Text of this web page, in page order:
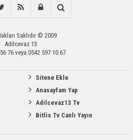
Saklıdır © 2009
Adilcevaz 13
76 veya 0542 597 10 67
Sitene Ekle
Anasayfam Yap
Adilcevaz13 Tv
Bitlis Tv Canlı Yayın